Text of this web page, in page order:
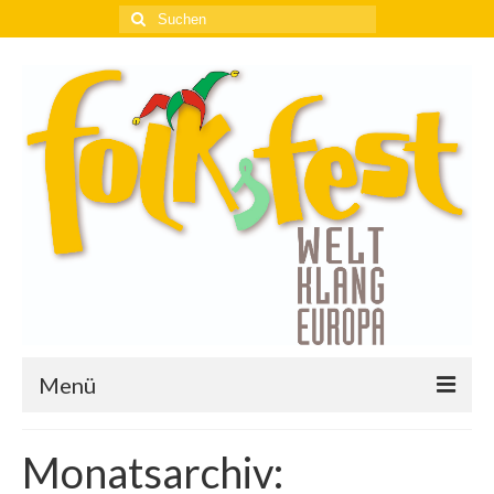
Suchen
nach:
Menü
Monatsarchiv: